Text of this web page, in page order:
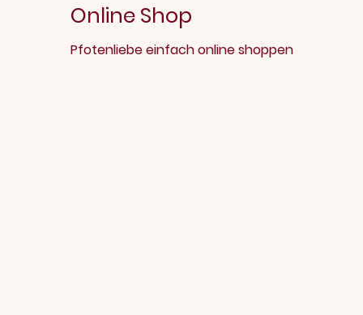
Online Shop
Pfotenliebe einfach online shoppen